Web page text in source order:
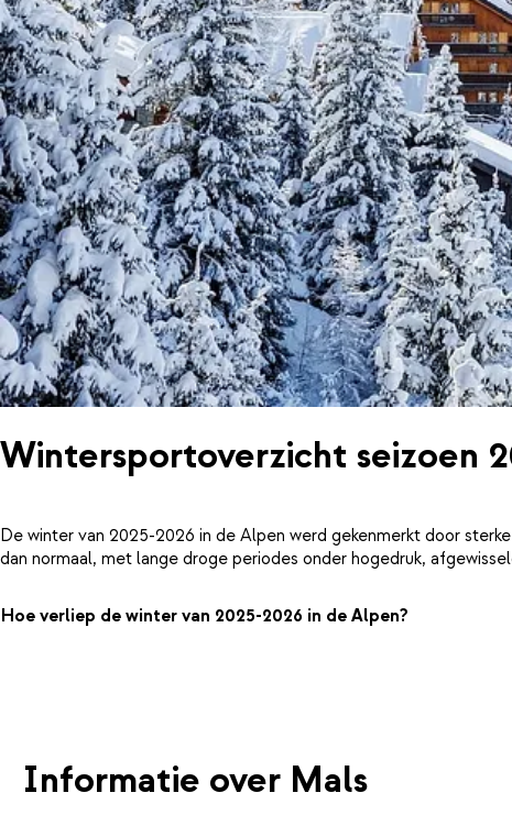
Wintersportoverzicht seizoen
De winter van 2025-2026 in de Alpen werd gekenmerkt door
dan normaal, met lange droge periodes onder hogedruk,
Hoe verliep de winter van 2025-2026 in de Alpen?
Informatie over Mals